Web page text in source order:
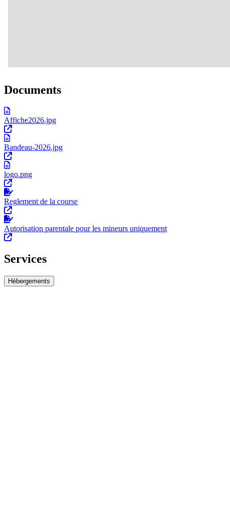
Documents
Affiche2026.jpg
Bandeau-2026.jpg
logo.png
Reglement de la course
Autorisation parentale pour les mineurs uniquement
Services
Hébergements